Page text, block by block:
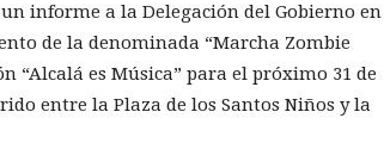
informe a la Delegación del Gobierno en
de la denominada “Marcha Zombie
“Alcalá es Música” para el próximo 31 de
entre la Plaza de los Santos Niños y la